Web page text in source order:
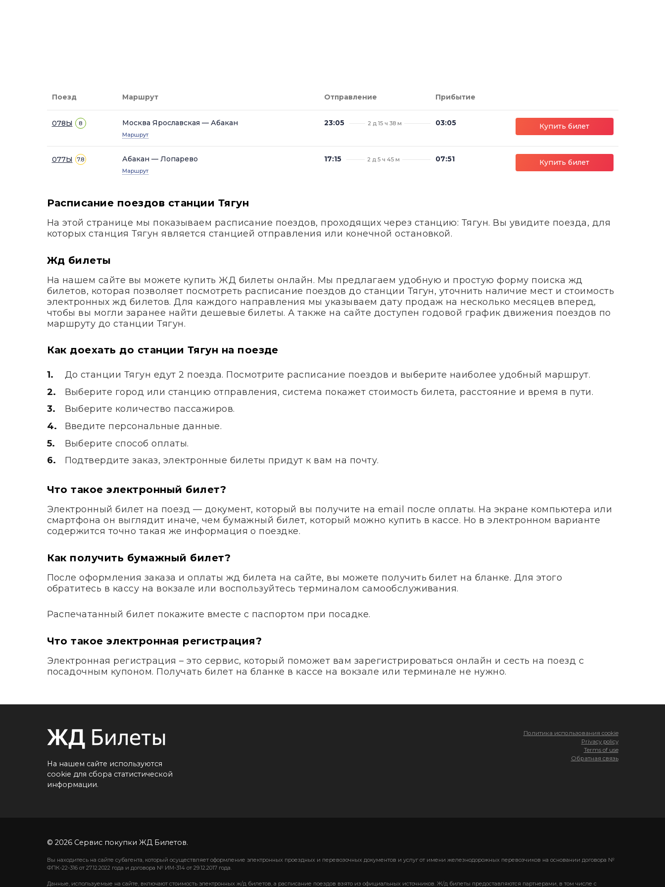
Поезд Маршрут Отправление Прибытие
078Ы 8 Москва Ярославская — Абакан
Маршрут
23:05 2 д 15 ч 38 м 03:05 Купить билет
077Ы 7.8 Абакан — Лопарево
Маршрут
17:15 2 д 5 ч 45 м 07:51 Купить билет
Расписание поездов станции Тягун
На этой странице мы показываем расписание поездов, проходящих через станцию: Тягун. Вы увидите поезда, для
которых станция Тягун является станцией отправления или конечной остановкой.
Жд билеты
На нашем сайте вы можете купить ЖД билеты онлайн. Мы предлагаем удобную и простую форму поиска жд
билетов, которая позволяет посмотреть расписание поездов до станции Тягун, уточнить наличие мест и стоимость
электронных жд билетов. Для каждого направления мы указываем дату продаж на несколько месяцев вперед,
чтобы вы могли заранее найти дешевые билеты. А также на сайте доступен годовой график движения поездов по
маршруту до станции Тягун.
Как доехать до станции Тягун на поезде
До станции Тягун едут 2 поезда. Посмотрите расписание поездов и выберите наиболее удобный маршрут.
Выберите город или станцию отправления, система покажет стоимость билета, расстояние и время в пути.
Выберите количество пассажиров.
Введите персональные данные.
Выберите способ оплаты.
Подтвердите заказ, электронные билеты придут к вам на почту.
Что такое электронный билет?
Электронный билет на поезд — документ, который вы получите на email после оплаты. На экране компьютера или
смартфона он выглядит иначе, чем бумажный билет, который можно купить в кассе. Но в электронном варианте
содержится точно такая же информация о поездке.
Как получить бумажный билет?
После оформления заказа и оплаты жд билета на сайте, вы можете получить билет на бланке. Для этого
обратитесь в кассу на вокзале или воспользуйтесь терминалом самообслуживания.
Распечатанный билет покажите вместе с паспортом при посадке.
Что такое электронная регистрация?
Электронная регистрация – это сервис, который поможет вам зарегистрироваться онлайн и сесть на поезд с
посадочным купоном. Получать билет на бланке в кассе на вокзале или терминале не нужно.
На нашем сайте используются
cookie для сбора статистической
информации.
Политика использования cookie
Privacy policy
Terms of use
Обратная связь
© 2026 Сервис покупки ЖД Билетов.
Вы находитесь на сайте субагента, который осуществляет оформление электронных проездных и перевозочных документов и услуг от имени железнодорожных перевозчиков на основании договора №
ФПК-22-316 от 27.12.2022 года и договора № ИМ-314 от 29.12.2017 года.
Данные, используемые на сайте, включают стоимость электронных ж/д билетов, а расписание поездов взято из официальных источников. Ж/д билеты предоставляются партнерами, в том числе с